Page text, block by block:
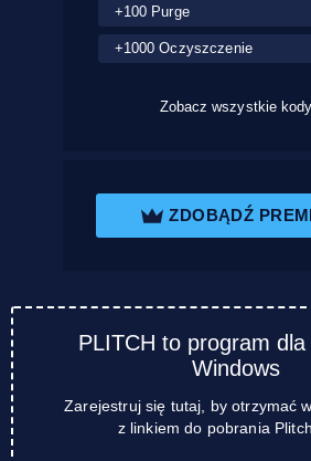
+100 Purge
+1000 Oczyszczenie
Zobacz wszystkie kody
ZDOBĄDŹ
PLITCH to program
Windows
Zarejestruj się tutaj, by otrzymać
z linkiem do pobrania